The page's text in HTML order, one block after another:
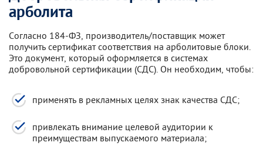
арболита
Согласно 184-ФЗ, производитель/поставщик может
получить сертификат соответствия на арболитовые блоки.
Это документ, который оформляется в системах
добровольной сертификации (СДС). Он необходим, чтобы:
применять в рекламных целях знак качества СДС;
привлекать внимание целевой аудитории к
преимуществам выпускаемого материала;